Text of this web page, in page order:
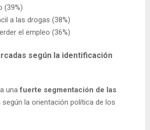
(39%)
a las drogas (38%)
el empleo (36%)
según la identificación
unafuerte segmentación de las
según la orientación política de los